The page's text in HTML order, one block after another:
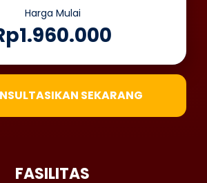
Harga Mulai
SEKARANG
FASILITAS